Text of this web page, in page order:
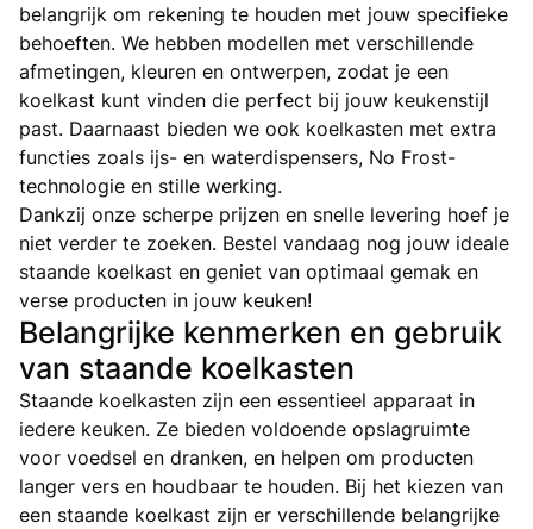
belangrijk om rekening te houden met jouw specifieke
behoeften. We hebben modellen met verschillende
afmetingen, kleuren en ontwerpen, zodat je een
koelkast kunt vinden die perfect bij jouw keukenstijl
past. Daarnaast bieden we ook koelkasten met extra
functies zoals ijs- en waterdispensers, No Frost-
technologie en stille werking.
Dankzij onze scherpe prijzen en snelle levering hoef je
niet verder te zoeken. Bestel vandaag nog jouw ideale
staande koelkast en geniet van optimaal gemak en
verse producten in jouw keuken!
Belangrijke kenmerken en gebruik
van staande koelkasten
Staande koelkasten zijn een essentieel apparaat in
iedere keuken. Ze bieden voldoende opslagruimte
voor voedsel en dranken, en helpen om producten
langer vers en houdbaar te houden. Bij het kiezen van
een staande koelkast zijn er verschillende belangrijke